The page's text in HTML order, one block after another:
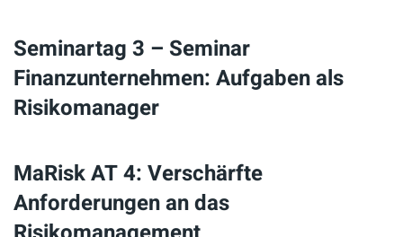
Seminartag 3 – Seminar
Finanzunternehmen: Aufgaben als
Risikomanager
MaRisk AT 4: Verschärfte
Anforderungen an das